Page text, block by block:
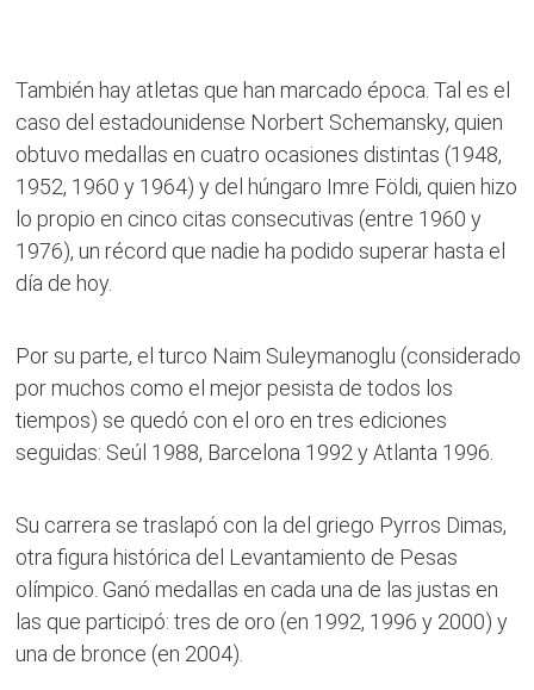
También hay atletas que han marcado época. Tal es el
caso del estadounidense Norbert Schemansky, quien
obtuvo medallas en cuatro ocasiones distintas (1948,
1952, 1960 y 1964) y del húngaro Imre Földi, quien hizo
lo propio en cinco citas consecutivas (entre 1960 y
1976), un récord que nadie ha podido superar hasta el
día de hoy.
Por su parte, el turco Naim Suleymanoglu (considerado
por muchos como el mejor pesista de todos los
tiempos) se quedó con el oro en tres ediciones
seguidas: Seúl 1988, Barcelona 1992 y Atlanta 1996.
Su carrera se traslapó con la del griego Pyrros Dimas,
otra figura histórica del Levantamiento de Pesas
olímpico. Ganó medallas en cada una de las justas en
las que participó: tres de oro (en 1992, 1996 y 2000) y
una de bronce (en 2004).